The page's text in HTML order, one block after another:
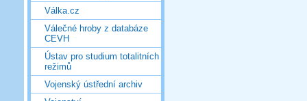
Válka.cz
Válečné hroby z databáze
CEVH
Ústav pro studium totalitních
režimů
Vojenský ústřední archiv